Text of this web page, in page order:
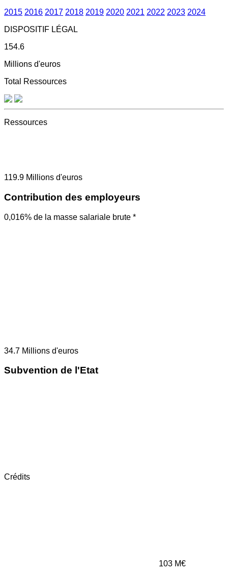
2015 2016 2017 2018 2019 2020 2021 2022 2023 2024
DISPOSITIF LÉGAL
154.6
Millions d'euros
Total Ressources
Ressources
119.9 Millions d'euros
Contribution des employeurs
0,016% de la masse salariale brute *
34.7 Millions d'euros
Subvention de l'Etat
Crédits
103 M€